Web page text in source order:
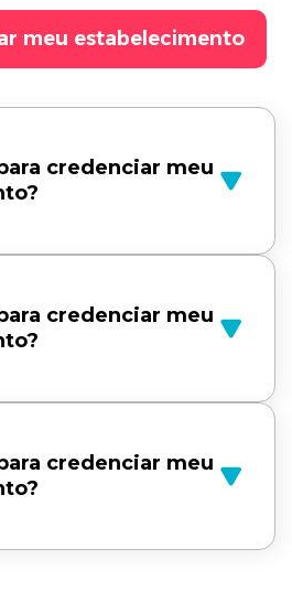
meu estabelecimento
credenciar meu
credenciar meu
credenciar meu